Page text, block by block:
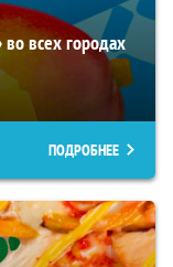
во всех городах
ПОДРОБНЕЕ